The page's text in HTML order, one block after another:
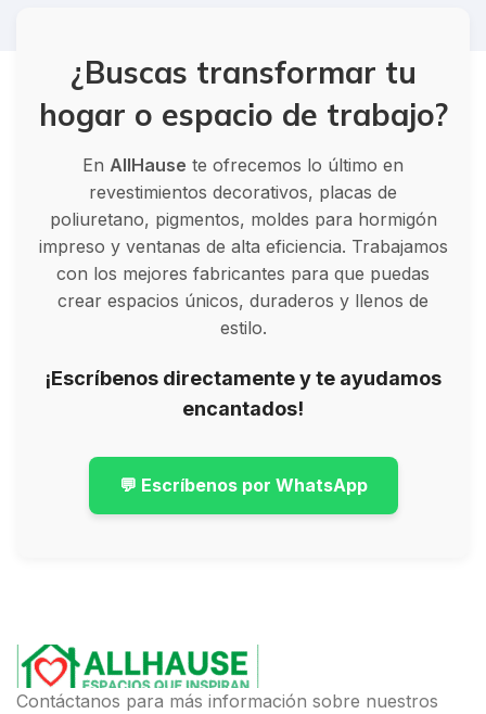
¿Buscas transformar tu
hogar o espacio de trabajo?
En AllHause te ofrecemos lo último en
revestimientos decorativos, placas de
poliuretano, pigmentos, moldes para hormigón
impreso y ventanas de alta eficiencia. Trabajamos
con los mejores fabricantes para que puedas
crear espacios únicos, duraderos y llenos de
estilo.
¡Escríbenos directamente y te ayudamos
encantados!
💬 Escríbenos por WhatsApp
Contáctanos para más información sobre nuestros